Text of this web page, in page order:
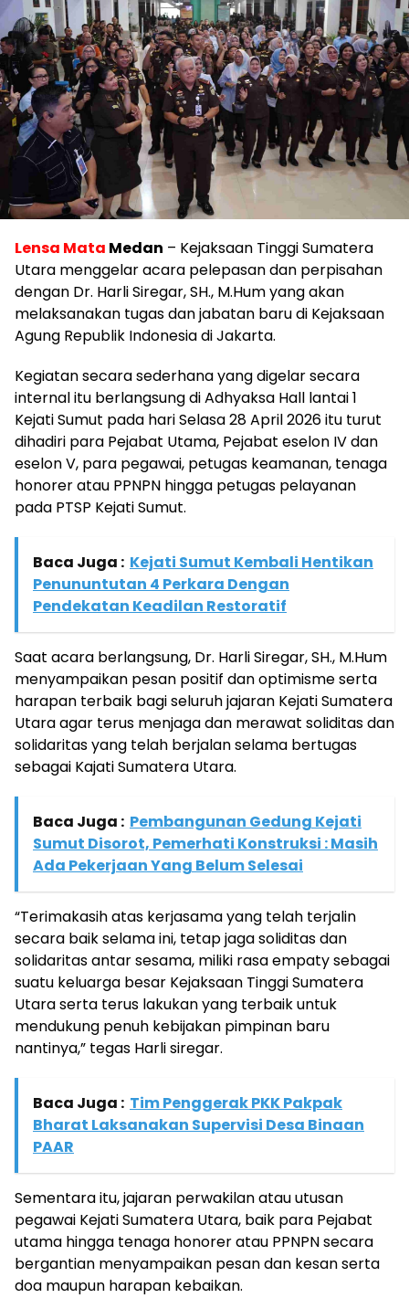
Lensa Mata Medan – Kejaksaan Tinggi Sumatera
Utara menggelar acara pelepasan dan perpisahan
dengan Dr. Harli Siregar, SH., M.Hum yang akan
melaksanakan tugas dan jabatan baru di Kejaksaan
Agung Republik Indonesia di Jakarta.
Kegiatan secara sederhana yang digelar secara
internal itu berlangsung di Adhyaksa Hall lantai 1
Kejati Sumut pada hari Selasa 28 April 2026 itu turut
dihadiri para Pejabat Utama, Pejabat eselon IV dan
eselon V, para pegawai, petugas keamanan, tenaga
honorer atau PPNPN hingga petugas pelayanan
pada PTSP Kejati Sumut.
Baca Juga : Kejati Sumut Kembali Hentikan
Penununtutan 4 Perkara Dengan
Pendekatan Keadilan Restoratif
Saat acara berlangsung, Dr. Harli Siregar, SH., M.Hum
menyampaikan pesan positif dan optimisme serta
harapan terbaik bagi seluruh jajaran Kejati Sumatera
Utara agar terus menjaga dan merawat soliditas dan
solidaritas yang telah berjalan selama bertugas
sebagai Kajati Sumatera Utara.
Baca Juga : Pembangunan Gedung Kejati
Sumut Disorot, Pemerhati Konstruksi : Masih
Ada Pekerjaan Yang Belum Selesai
“Terimakasih atas kerjasama yang telah terjalin
secara baik selama ini, tetap jaga soliditas dan
solidaritas antar sesama, miliki rasa empaty sebagai
suatu keluarga besar Kejaksaan Tinggi Sumatera
Utara serta terus lakukan yang terbaik untuk
mendukung penuh kebijakan pimpinan baru
nantinya,” tegas Harli siregar.
Baca Juga : Tim Penggerak PKK Pakpak
Bharat Laksanakan Supervisi Desa Binaan
PAAR
Sementara itu, jajaran perwakilan atau utusan
pegawai Kejati Sumatera Utara, baik para Pejabat
utama hingga tenaga honorer atau PPNPN secara
bergantian menyampaikan pesan dan kesan serta
doa maupun harapan kebaikan.